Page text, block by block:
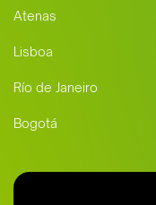
Atenas
Lisboa
Río de Janeiro
Bogotá